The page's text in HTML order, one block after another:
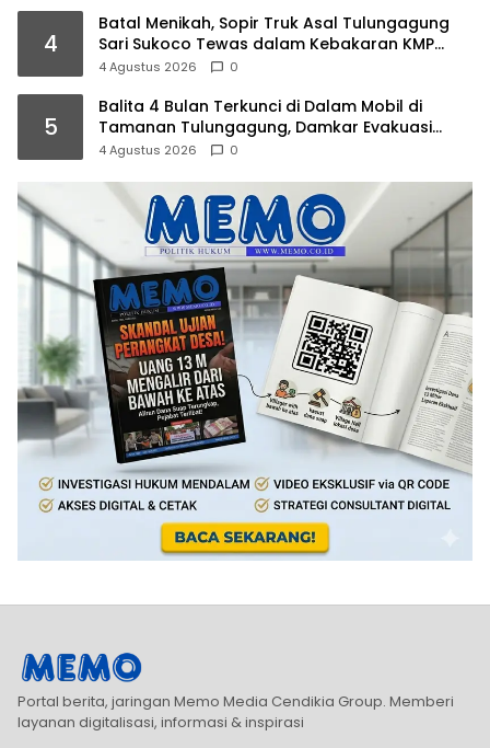
4
Batal Menikah, Sopir Truk Asal Tulungagung
Sari Sukoco Tewas dalam Kebakaran KMP
Mutiara 2
4 Agustus 2026 0
5
Balita 4 Bulan Terkunci di Dalam Mobil di
Tamanan Tulungagung, Damkar Evakuasi
dalam 10 Menit
4 Agustus 2026 0
Portal berita, jaringan Memo Media Cendikia Group. Memberi
layanan digitalisasi, informasi & inspirasi